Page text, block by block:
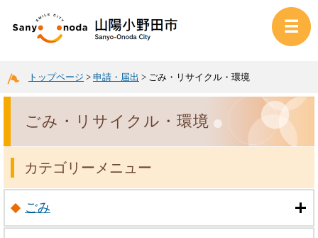
トップページ > 申請・届出 > ごみ・リサイクル・環境
ごみ・リサイクル・環境
カテゴリーメニュー
ごみ